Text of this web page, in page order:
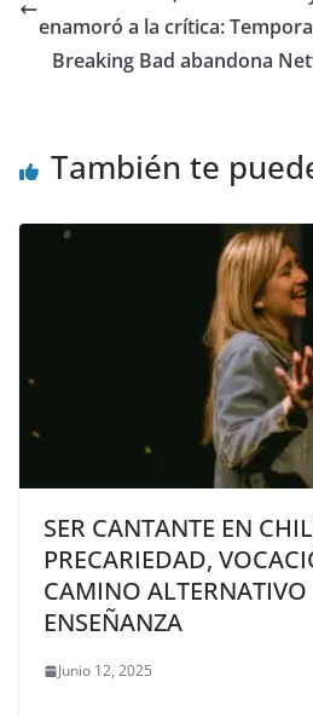
enamoró a la crítica:
Breaking Bad abandona
También te
SER CANTANTE EN
PRECARIEDAD,
CAMINO ALTERNATIVO
ENSEÑANZA
Junio 12, 2025